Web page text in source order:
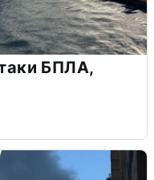
БПЛА,